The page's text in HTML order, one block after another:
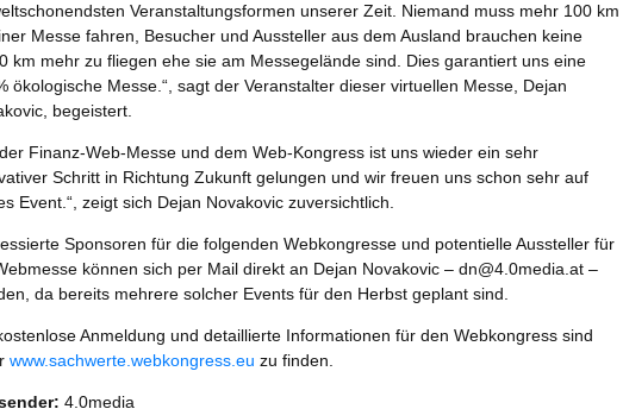
Veranstaltungsformen unserer Zeit. Niemand muss mehr 100 km
Messe fahren, Besucher und Aussteller aus dem Ausland brauchen keine
km mehr zu fliegen ehe sie am Messegelände sind. Dies garantiert uns eine
ökologische Messe.“, sagt der Veranstalter dieser virtuellen Messe, Dejan
begeistert.
der Finanz-Web-Messe und dem Web-Kongress ist uns wieder ein sehr
Schritt in Richtung Zukunft gelungen und wir freuen uns schon sehr auf
Event.“, zeigt sich Dejan Novakovic zuversichtlich.
Sponsoren für die folgenden Webkongresse und potentielle Aussteller für
können sich per Mail direkt an Dejan Novakovic – dn@4.0media.at –
da bereits mehrere solcher Events für den Herbst geplant sind.
Anmeldung und detaillierte Informationen für den Webkongress sind
www.sachwerte.webkongress.eu zu finden.
4.0media